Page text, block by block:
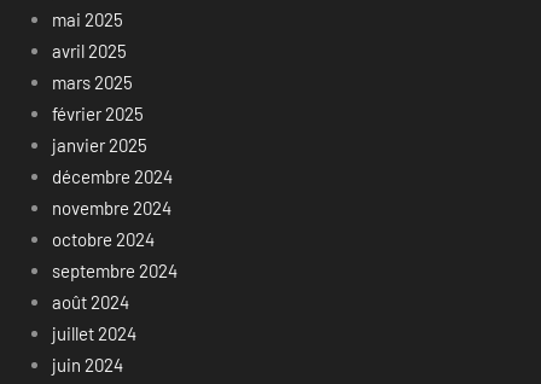
mai 2025
avril 2025
mars 2025
février 2025
janvier 2025
décembre 2024
novembre 2024
octobre 2024
septembre 2024
août 2024
juillet 2024
juin 2024